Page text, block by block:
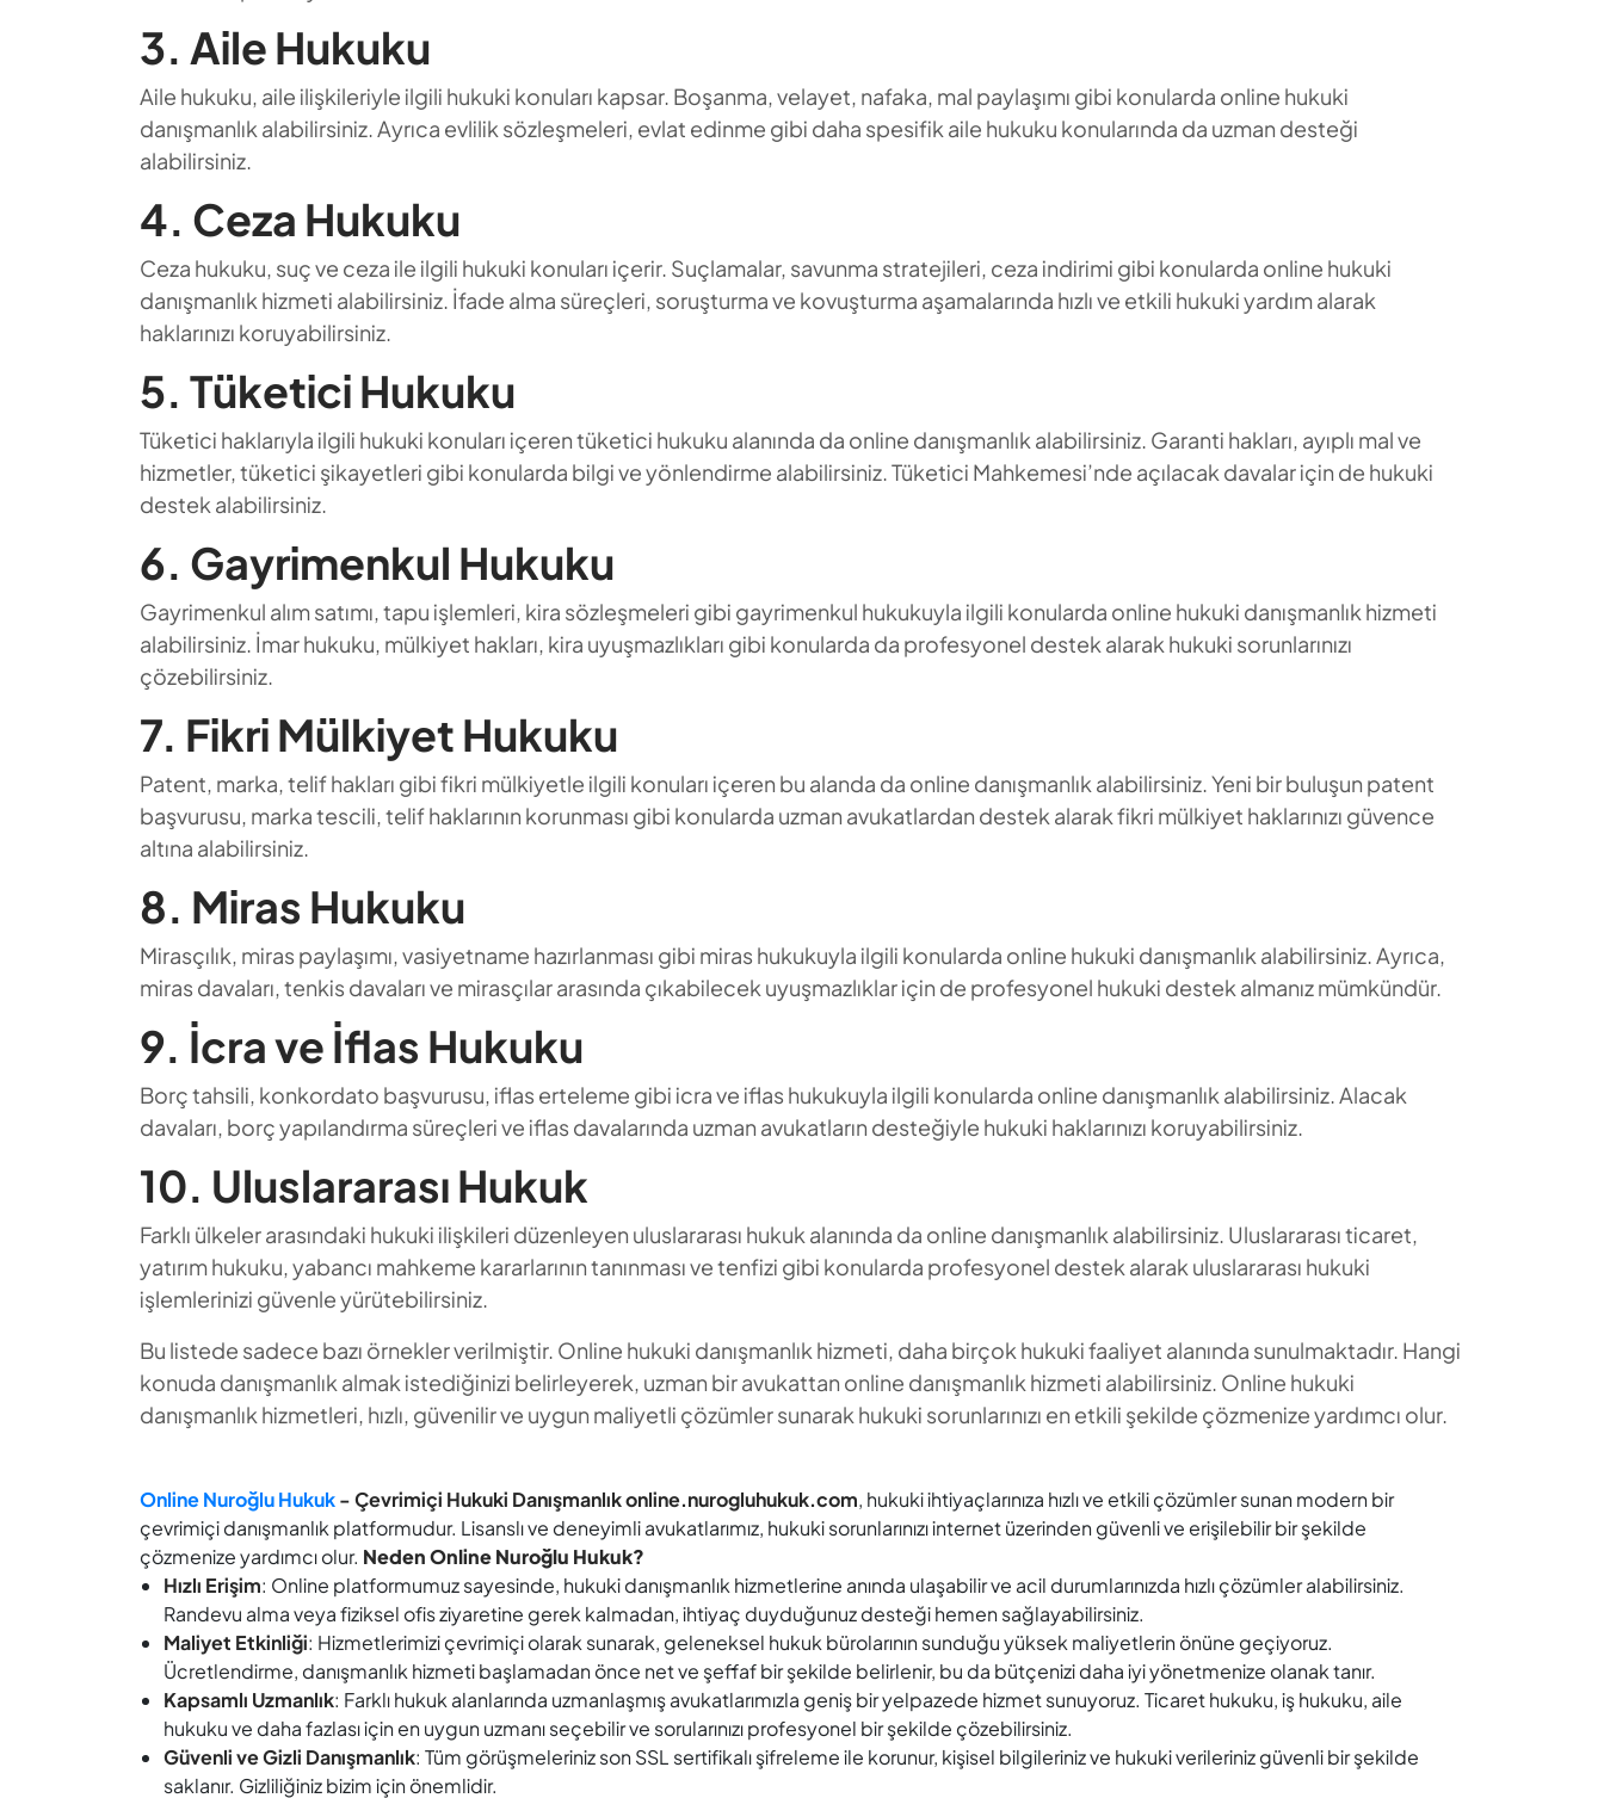
3. Aile Hukuku
Aile hukuku, aile ilişkileriyle ilgili hukuki konuları kapsar. Boşanma, velayet, nafaka, mal paylaşımı gibi konularda online hukuki
danışmanlık alabilirsiniz. Ayrıca evlilik sözleşmeleri, evlat edinme gibi daha spesifik aile hukuku konularında da uzman desteği
alabilirsiniz.
4. Ceza Hukuku
Ceza hukuku, suç ve ceza ile ilgili hukuki konuları içerir. Suçlamalar, savunma stratejileri, ceza indirimi gibi konularda online hukuki
danışmanlık hizmeti alabilirsiniz. İfade alma süreçleri, soruşturma ve kovuşturma aşamalarında hızlı ve etkili hukuki yardım alarak
haklarınızı koruyabilirsiniz.
5. Tüketici Hukuku
Tüketici haklarıyla ilgili hukuki konuları içeren tüketici hukuku alanında da online danışmanlık alabilirsiniz. Garanti hakları, ayıplı mal ve
hizmetler, tüketici şikayetleri gibi konularda bilgi ve yönlendirme alabilirsiniz. Tüketici Mahkemesi’nde açılacak davalar için de hukuki
destek alabilirsiniz.
6. Gayrimenkul Hukuku
Gayrimenkul alım satımı, tapu işlemleri, kira sözleşmeleri gibi gayrimenkul hukukuyla ilgili konularda online hukuki danışmanlık hizmeti
alabilirsiniz. İmar hukuku, mülkiyet hakları, kira uyuşmazlıkları gibi konularda da profesyonel destek alarak hukuki sorunlarınızı
çözebilirsiniz.
7. Fikri Mülkiyet Hukuku
Patent, marka, telif hakları gibi fikri mülkiyetle ilgili konuları içeren bu alanda da online danışmanlık alabilirsiniz. Yeni bir buluşun patent
başvurusu, marka tescili, telif haklarının korunması gibi konularda uzman avukatlardan destek alarak fikri mülkiyet haklarınızı güvence
altına alabilirsiniz.
8. Miras Hukuku
Mirasçılık, miras paylaşımı, vasiyetname hazırlanması gibi miras hukukuyla ilgili konularda online hukuki danışmanlık alabilirsiniz. Ayrıca,
miras davaları, tenkis davaları ve mirasçılar arasında çıkabilecek uyuşmazlıklar için de profesyonel hukuki destek almanız mümkündür.
9. İcra ve İflas Hukuku
Borç tahsili, konkordato başvurusu, iflas erteleme gibi icra ve iflas hukukuyla ilgili konularda online danışmanlık alabilirsiniz. Alacak
davaları, borç yapılandırma süreçleri ve iflas davalarında uzman avukatların desteğiyle hukuki haklarınızı koruyabilirsiniz.
10. Uluslararası Hukuk
Farklı ülkeler arasındaki hukuki ilişkileri düzenleyen uluslararası hukuk alanında da online danışmanlık alabilirsiniz. Uluslararası ticaret,
yatırım hukuku, yabancı mahkeme kararlarının tanınması ve tenfizi gibi konularda profesyonel destek alarak uluslararası hukuki
işlemlerinizi güvenle yürütebilirsiniz.
Bu listede sadece bazı örnekler verilmiştir. Online hukuki danışmanlık hizmeti, daha birçok hukuki faaliyet alanında sunulmaktadır. Hangi
konuda danışmanlık almak istediğinizi belirleyerek, uzman bir avukattan online danışmanlık hizmeti alabilirsiniz. Online hukuki
danışmanlık hizmetleri, hızlı, güvenilir ve uygun maliyetli çözümler sunarak hukuki sorunlarınızı en etkili şekilde çözmenize yardımcı olur.
Online Nuroğlu Hukuk- Çevrimiçi Hukuki Danışmanlıkonline.nurogluhukuk.com, hukuki ihtiyaçlarınıza hızlı ve etkili çözümler sunan modern bir
çevrimiçi danışmanlık platformudur. Lisanslı ve deneyimli avukatlarımız, hukuki sorunlarınızı internet üzerinden güvenli ve erişilebilir bir şekilde
çözmenize yardımcı olur. Neden Online Nuroğlu Hukuk?
Hızlı Erişim: Online platformumuz sayesinde, hukuki danışmanlık hizmetlerine anında ulaşabilir ve acil durumlarınızda hızlı çözümler alabilirsiniz.
Randevu alma veya fiziksel ofis ziyaretine gerek kalmadan, ihtiyaç duyduğunuz desteği hemen sağlayabilirsiniz.
Maliyet Etkinliği: Hizmetlerimizi çevrimiçi olarak sunarak, geleneksel hukuk bürolarının sunduğu yüksek maliyetlerin önüne geçiyoruz.
Ücretlendirme, danışmanlık hizmeti başlamadan önce net ve şeffaf bir şekilde belirlenir, bu da bütçenizi daha iyi yönetmenize olanak tanır.
Kapsamlı Uzmanlık: Farklı hukuk alanlarında uzmanlaşmış avukatlarımızla geniş bir yelpazede hizmet sunuyoruz. Ticaret hukuku, iş hukuku, aile
hukuku ve daha fazlası için en uygun uzmanı seçebilir ve sorularınızı profesyonel bir şekilde çözebilirsiniz.
Güvenli ve Gizli Danışmanlık: Tüm görüşmeleriniz son SSL sertifikalı şifreleme ile korunur, kişisel bilgileriniz ve hukuki verileriniz güvenli bir şekilde
saklanır. Gizliliğiniz bizim için önemlidir.